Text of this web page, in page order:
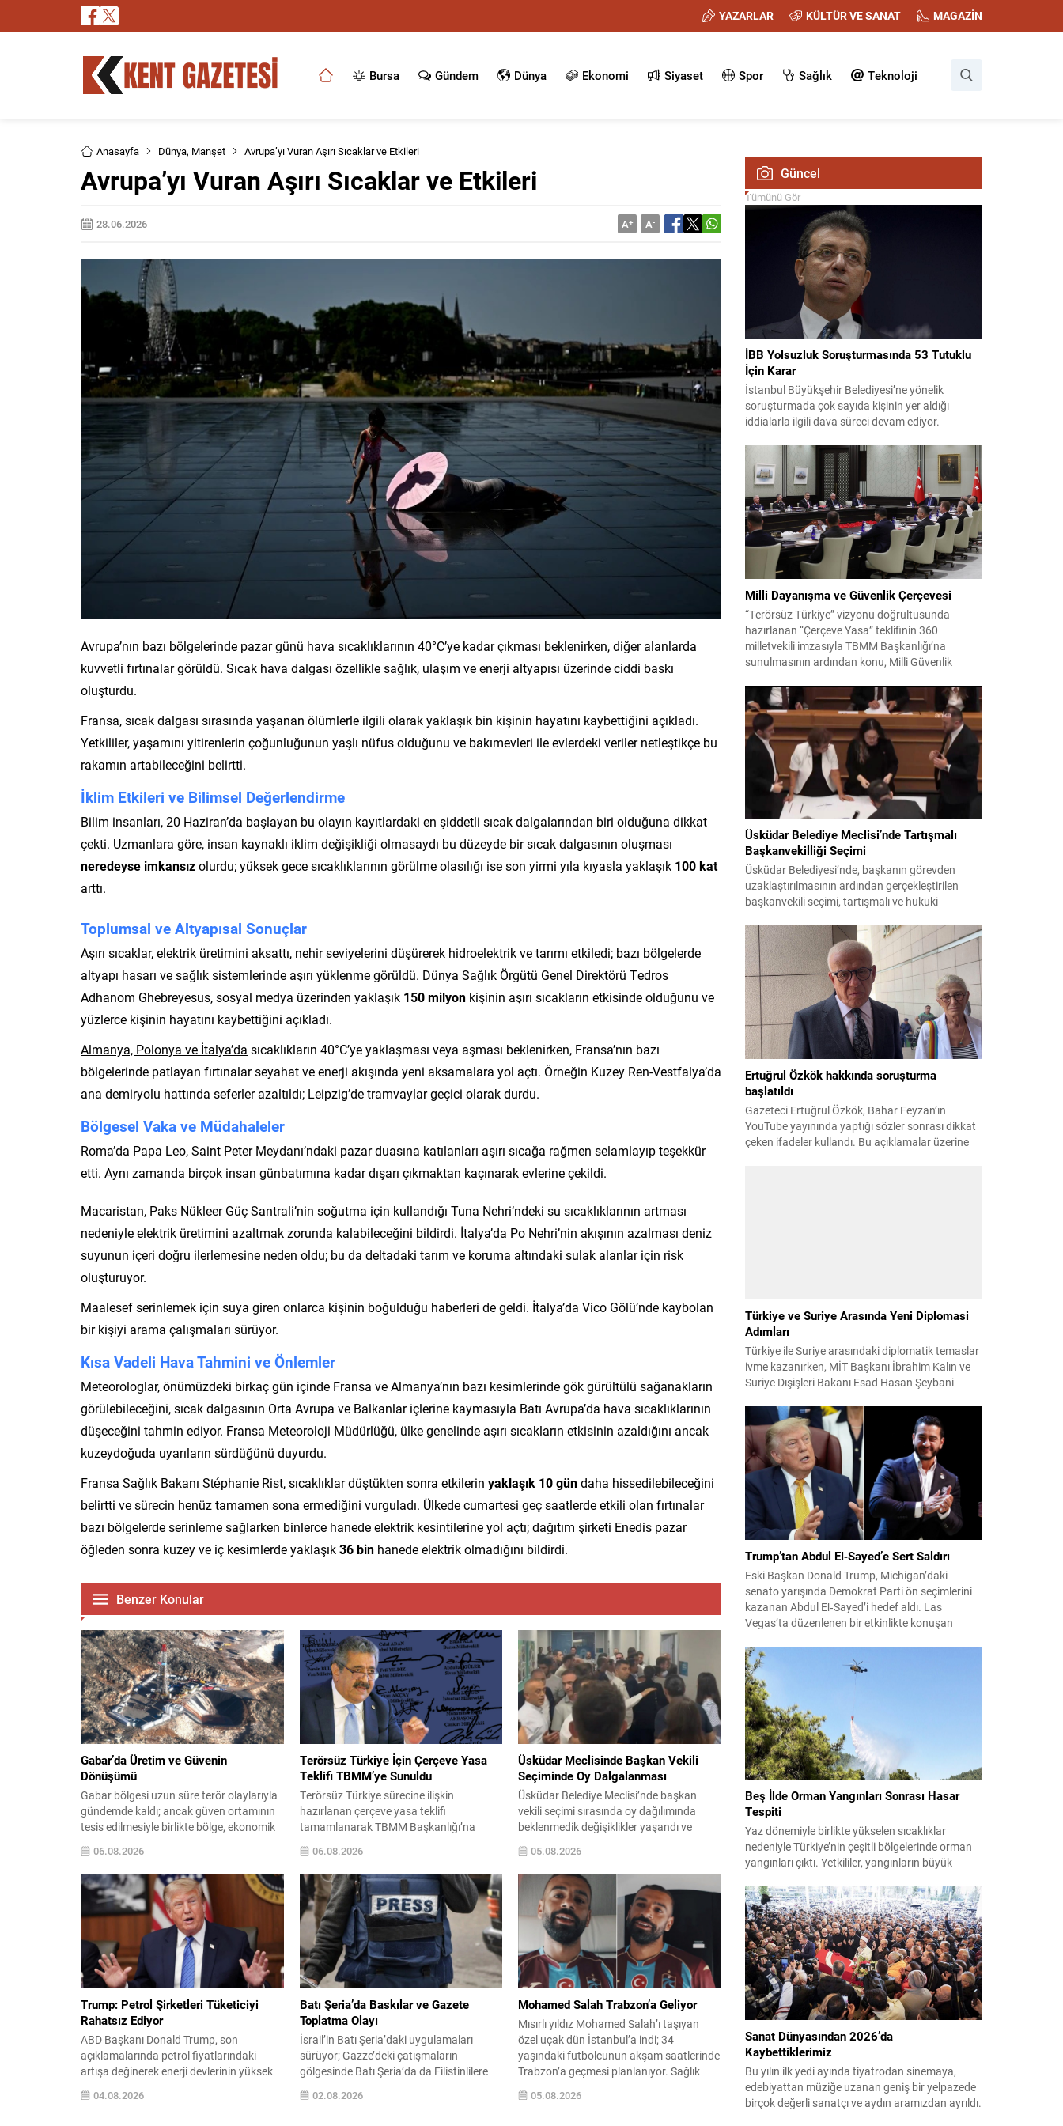
YAZARLAR KÜLTÜR VE SANAT MAGAZİN
Bursa Gündem Dünya Ekonomi Siyaset Spor Sağlık Teknoloji
Anasayfa Dünya, Manşet Avrupa’yı Vuran Aşırı Sıcaklar ve Etkileri
Avrupa’yı Vuran Aşırı Sıcaklar ve Etkileri
28.06.2026 A+ A-
Avrupa’nın bazı bölgelerinde pazar günü hava sıcaklıklarının 40°C’ye kadar çıkması beklenirken, diğer alanlarda
kuvvetli fırtınalar görüldü. Sıcak hava dalgası özellikle sağlık, ulaşım ve enerji altyapısı üzerinde ciddi baskı
oluşturdu.
Fransa, sıcak dalgası sırasında yaşanan ölümlerle ilgili olarak yaklaşık bin kişinin hayatını kaybettiğini açıkladı.
Yetkililer, yaşamını yitirenlerin çoğunluğunun yaşlı nüfus olduğunu ve bakımevleri ile evlerdeki veriler netleştikçe bu
rakamın artabileceğini belirtti.
İklim Etkileri ve Bilimsel Değerlendirme
Bilim insanları, 20 Haziran’da başlayan bu olayın kayıtlardaki en şiddetli sıcak dalgalarından biri olduğuna dikkat
çekti. Uzmanlara göre, insan kaynaklı iklim değişikliği olmasaydı bu düzeyde bir sıcak dalgasının oluşması
neredeyse imkansızolurdu; yüksek gece sıcaklıklarının görülme olasılığı ise son yirmi yıla kıyasla yaklaşık 100 kat
arttı.
Toplumsal ve Altyapısal Sonuçlar
Aşırı sıcaklar, elektrik üretimini aksattı, nehir seviyelerini düşürerek hidroelektrik ve tarımı etkiledi; bazı bölgelerde
altyapı hasarı ve sağlık sistemlerinde aşırı yüklenme görüldü. Dünya Sağlık Örgütü Genel Direktörü Tedros
Adhanom Ghebreyesus, sosyal medya üzerinden yaklaşık 150 milyon kişinin aşırı sıcakların etkisinde olduğunu ve
yüzlerce kişinin hayatını kaybettiğini açıkladı.
Almanya, Polonya ve İtalya’da sıcaklıkların 40°C’ye yaklaşması veya aşması beklenirken, Fransa’nın bazı
bölgelerinde patlayan fırtınalar seyahat ve enerji akışında yeni aksamalara yol açtı. Örneğin Kuzey Ren-Vestfalya’da
ana demiryolu hattında seferler azaltıldı; Leipzig’de tramvaylar geçici olarak durdu.
Bölgesel Vaka ve Müdahaleler
Roma’da Papa Leo, Saint Peter Meydanı’ndaki pazar duasına katılanları aşırı sıcağa rağmen selamlayıp teşekkür
etti. Aynı zamanda birçok insan günbatımına kadar dışarı çıkmaktan kaçınarak evlerine çekildi.
Macaristan, Paks Nükleer Güç Santrali’nin soğutma için kullandığı Tuna Nehri’ndeki su sıcaklıklarının artması
nedeniyle elektrik üretimini azaltmak zorunda kalabileceğini bildirdi. İtalya’da Po Nehri’nin akışının azalması deniz
suyunun içeri doğru ilerlemesine neden oldu; bu da deltadaki tarım ve koruma altındaki sulak alanlar için risk
oluşturuyor.
Maalesef serinlemek için suya giren onlarca kişinin boğulduğu haberleri de geldi. İtalya’da Vico Gölü’nde kaybolan
bir kişiyi arama çalışmaları sürüyor.
Kısa Vadeli Hava Tahmini ve Önlemler
Meteorologlar, önümüzdeki birkaç gün içinde Fransa ve Almanya’nın bazı kesimlerinde gök gürültülü sağanakların
görülebileceğini, sıcak dalgasının Orta Avrupa ve Balkanlar içlerine kaymasıyla Batı Avrupa’da hava sıcaklıklarının
düşeceğini tahmin ediyor. Fransa Meteoroloji Müdürlüğü, ülke genelinde aşırı sıcakların etkisinin azaldığını ancak
kuzeydoğuda uyarıların sürdüğünü duyurdu.
Fransa Sağlık Bakanı Stéphanie Rist, sıcaklıklar düştükten sonra etkilerin yaklaşık 10 gündaha hissedilebileceğini
belirtti ve sürecin henüz tamamen sona ermediğini vurguladı. Ülkede cumartesi geç saatlerde etkili olan fırtınalar
bazı bölgelerde serinleme sağlarken binlerce hanede elektrik kesintilerine yol açtı; dağıtım şirketi Enedis pazar
öğleden sonra kuzey ve iç kesimlerde yaklaşık36 bin hanede elektrik olmadığını bildirdi.
Benzer Konular
Gabar’da Üretim ve Güvenin
Dönüşümü
Gabar bölgesi uzun süre terör olaylarıyla
gündemde kaldı; ancak güven ortamının
tesis edilmesiyle birlikte bölge, ekonomik
faaliyetlere açıldı. Türkiye Petrolleri
Anonim Ortaklığı (TPAO) burada rahatça
sismik ve sondaj çalışmaları yürüterek
saha potansiyelini değerlendirdi. 2021
yılında Şırnak Gabar’da yapılan
çalışmalar neticesinde Cumhuriyet
tarihinin en büyük petrol keşfi
gerçekleştirildi ve üretime alınan...
06.08.2026
Terörsüz Türkiye İçin Çerçeve Yasa
Teklifi TBMM’ye Sunuldu
Terörsüz Türkiye sürecine ilişkin
hazırlanan çerçeve yasa teklifi
tamamlanarak TBMM Başkanlığı’na
sunuldu. Teklif, 360 milletvekilinin
imzasını taşıyor ve AK Parti, MHP, DEM
Parti, CHP ile Yeni Yol grubundan
milletvekillerinin desteğiyle hazırlandı.
Çerçeve düzenleme kısa süre içinde
Adalet Komisyonu’nda görüşülecek ve
Genel Kurul gündemine alınması
bekleniyor. Teklifin TBMM’de ele
alınmasıyla süreçte...
06.08.2026
Üsküdar Meclisinde Başkan Vekili
Seçiminde Oy Dalgalanması
Üsküdar Belediye Meclisi’nde başkan
vekili seçimi sırasında oy dağılımında
beklenmedik değişiklikler yaşandı ve
meclis oturumunda gergin anlar oluştu.
Soruşturma kapsamında görevden
uzaklaştırılan Sinem Dedetaş’ın yerine
seçilecek isim için yapılan oylamalarda
parti içi dengeler gündemin merkezine
oturdu. CHP’nin adayı Sibel Tan
Çetinkaya ile AK Parti’nin adayı Dündar
Ziya Gültekin arasında geçen...
05.08.2026
Trump: Petrol Şirketleri Tüketiciyi
Rahatsız Ediyor
ABD Başkanı Donald Trump, son
açıklamalarında petrol fiyatlarındaki
artışa değinerek enerji devlerinin yüksek
kârlarından şikâyet etti. ExxonMobil ile
Chevron’un ikinci çeyrekte açıkladığı rekor
04.08.2026
Batı Şeria’da Baskılar ve Gazete
Toplatma Olayı
İsrail’in Batı Şeria’daki uygulamaları
sürüyor; Gazze’deki çatışmaların
gölgesinde Batı Şeria’da da Filistinlilere
yönelik baskılar artıyor. Yerel kaynaklar,
basın ve sivil alana yönelik müdahalelerin
02.08.2026
Mohamed Salah Trabzon’a Geliyor
Mısırlı yıldız Mohamed Salah’ı taşıyan
özel uçak dün İstanbul’a indi; 34
yaşındaki futbolcunun akşam saatlerinde
Trabzon’a geçmesi planlanıyor. Sağlık
kontrollerinin ardından bordo-mavili
kulüple resmi sözleşmeyi imzalayacak.
05.08.2026
Güncel
Tümünü Gör
İBB Yolsuzluk Soruşturmasında 53 Tutuklu
İçin Karar
İstanbul Büyükşehir Belediyesi’ne yönelik
soruşturmada çok sayıda kişinin yer aldığı
iddialarla ilgili dava süreci devam ediyor.
sanıkların tutukluluk hallerini ayrı ayrı
değerlendirdi. İnceleme sonucunda, aralarında
Ekrem İmamoğlu’nun da bulunduğu 53 tutuklu
hakkında tutukluluk hallerinin sürdürülmesine
karar verildi. İddialar ve değerlendirilen talepler
Soruşturma kapsamında sanıklara yöneltilen...
Milli Dayanışma ve Güvenlik Çerçevesi
“Terörsüz Türkiye” vizyonu doğrultusunda
hazırlanan “Çerçeve Yasa” teklifinin 360
milletvekili imzasıyla TBMM Başkanlığı’na
sunulmasının ardından konu, Milli Güvenlik
Toplantı sonrası yayımlanan sekiz maddelik
bildiri, ülke güvenliği ve bölgesel gelişmelere dair
değerlendirmeleri içermektedir. Yaklaşık 2 saat
15 dakika süren oturumun sonuç metninde;
terörle mücadele, bölgesel istikrar,...
Üsküdar Belediye Meclisi’nde Tartışmalı
Başkanvekilliği Seçimi
Üsküdar Belediyesi’nde, başkanın görevden
uzaklaştırılmasının ardından gerçekleştirilen
başkanvekili seçimi, tartışmalı ve hukuki
geldi. Yapılan oylamada usul ve gizlilikle ilgili
ciddi iddialar ortaya atıldı; bazı oyların geçersiz
sayılması ve meclis içindeki yönlendirmeler
kamuoyunda tepkilere yol açtı. Seçim sürecinde
yaşanan gelişmeler, parti grupları arasındaki
gerilimi artırdı. CHP’nin...
Ertuğrul Özkök hakkında soruşturma
başlatıldı
Gazeteci Ertuğrul Özkök, Bahar Feyzan’ın
YouTube yayınında yaptığı sözler sonrası dikkat
çeken ifadeler kullandı. Bu açıklamalar üzerine
Türkiye ve Suriye Arasında Yeni Diplomasi
Adımları
Türkiye ile Suriye arasındaki diplomatik temaslar
ivme kazanırken, MİT Başkanı İbrahim Kalın ve
Suriye Dışişleri Bakanı Esad Hasan Şeybani
arasındaki iş birliği imkanları ve bölgesel istikrar
konuları detaylı şekilde ele alındı. Taraflar, komşu
ülkelerle ilişkilerin güçlendirilmesinin gerekliliği
üzerinde mutabık kaldı; ayrıca Suriye-Lübnan
ilişkilerine...
Trump’tan Abdul El‑Sayed’e Sert Saldırı
Eski Başkan Donald Trump, Michigan’daki
senato yarışında Demokrat Parti ön seçimlerini
kazanan Abdul El‑Sayed’i hedef aldı. Las
Vegas’ta düzenlenen bir etkinlikte konuşan
karşı olumsuz duygular taşıyan bir kişi olmakla
suçladı ve onu “komünist” olarak nitelendirdi.
Trump, konuşmasında El‑Sayed’in “Yahudilerden
nefret ettiğini” öne sürerek, bu...
Beş İlde Orman Yangınları Sonrası Hasar
Tespiti
Yaz dönemiyle birlikte yükselen sıcaklıklar
nedeniyle Türkiye’nin çeşitli bölgelerinde orman
yangınları çıktı. Yetkililer, yangınların büyük
sürmesi nedeniyle vatandaşları dikkatli olmaya
çağırıyor. Çevre, Şehircilik ve İklim Değişikliği
Bakanı Murat Kurum, beş ilde yapılan hasar
tespitlerinin sonuçlarını paylaştı ve etkilenenlerin
yanında olunacağını vurguladı. Kayıtlar ve
tespit...
Sanat Dünyasından 2026’da
Kaybettiklerimiz
Bu yılın ilk yedi ayında tiyatrodan sinemaya,
edebiyattan müziğe uzanan geniş bir yelpazede
birçok değerli sanatçı ve aydın aramızdan ayrıldı.